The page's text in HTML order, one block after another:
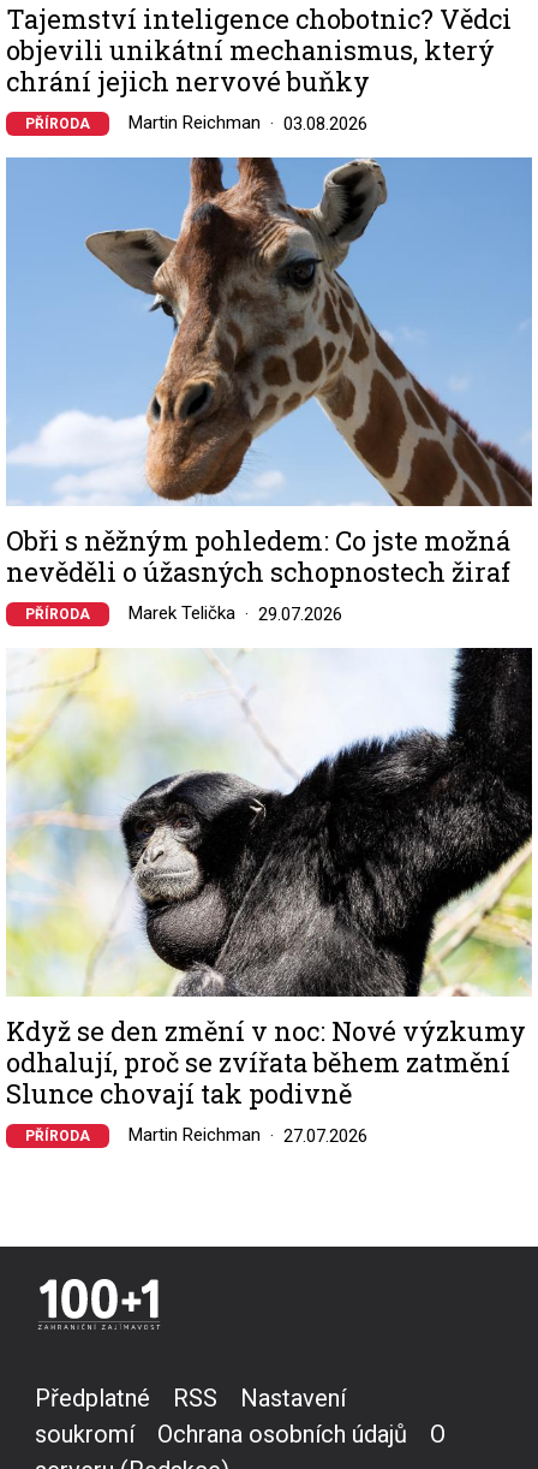
Tajemství inteligence chobotnic? Vědci
objevili unikátní mechanismus, který
chrání jejich nervové buňky
PŘÍRODA Martin Reichman 03.08.2026
Obři s něžným pohledem: Co jste možná
nevěděli o úžasných schopnostech žiraf
PŘÍRODA Marek Telička 29.07.2026
Image
Když se den změní v noc: Nové výzkumy
odhalují, proč se zvířata během zatmění
Slunce chovají tak podivně
PŘÍRODA Martin Reichman 27.07.2026
Předplatné RSS
Nastavení
soukromí
Ochrana osobních údajů
O